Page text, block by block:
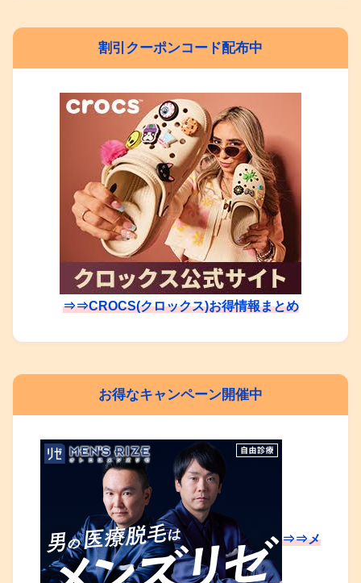
割引クーポンコード配布中
⇒⇒CROCS(クロックス)お得情報まとめ
お得なキャンペーン開催中
⇒⇒メ